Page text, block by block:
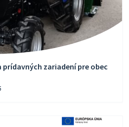
zariadení pre obec